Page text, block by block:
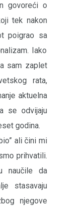
govoreći o
tek nakon
poigrao sa
Iako
sam zaplet
rata,
aktuelna
se odvijaju
godina.
ali čini mi
prihvatili.
naučile da
stasavaju
njegove